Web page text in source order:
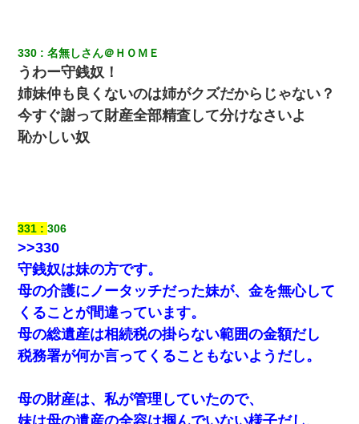
330 名無しさん＠ＨＯＭＥ
うわー守銭奴！
姉妹仲も良くないのは姉がクズだからじゃない？
今すぐ謝って財産全部精査して分けなさいよ
恥かしい奴
331 306
>>330
守銭奴は妹の方です。
母の介護にノータッチだった妹が、金を無心して
くることが間違っています。
母の総遺産は相続税の掛らない範囲の金額だし
税務署が何か言ってくることもないようだし。
母の財産は、私が管理していたので、
妹は母の遺産の全容は掴んでいない様子だし、